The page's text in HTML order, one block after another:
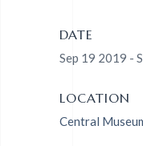
DATE
Sep 19 2019 -
LOCATION
Central